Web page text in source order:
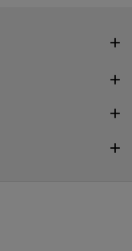



